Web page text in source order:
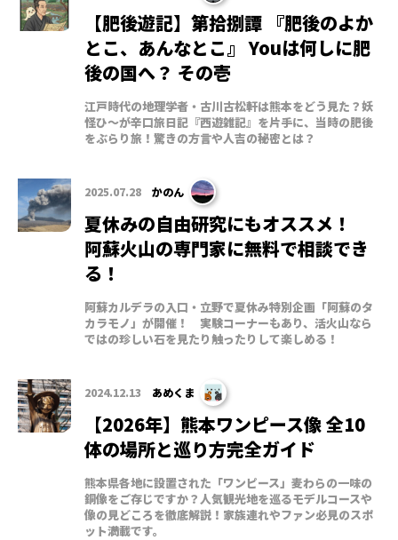
【肥後遊記】第拾捌譚 『肥後のよか
とこ、あんなとこ』 Youは何しに肥
後の国へ？ その壱
江戸時代の地理学者・古川古松軒は熊本をどう見た？妖
怪ひ～が辛口旅日記『西遊雑記』を片手に、当時の肥後
をぶらり旅！驚きの方言や人吉の秘密とは？
2025.07.28 かのん
夏休みの自由研究にもオススメ！
阿蘇火山の専門家に無料で相談でき
る！
阿蘇カルデラの入口・立野で夏休み特別企画「阿蘇のタ
カラモノ」が開催！ 実験コーナーもあり、活火山なら
ではの珍しい石を見たり触ったりして楽しめる！
2024.12.13 あめくま
【2026年】熊本ワンピース像 全10
体の場所と巡り方完全ガイド
熊本県各地に設置された「ワンピース」麦わらの一味の
銅像をご存じですか？人気観光地を巡るモデルコースや
像の見どころを徹底解説！家族連れやファン必見のスポ
ット満載です。